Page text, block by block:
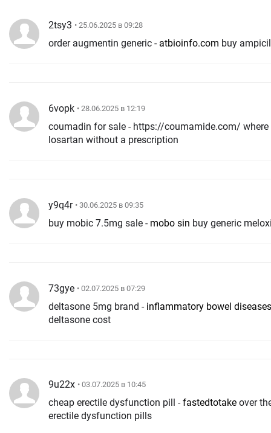
2tsy3 • 25.06.2025 в 09:28
order augmentin generic - atbioinfo.com buy
6vopk • 28.06.2025 в 12:19
coumadin for sale - https://coumamide.com/ where
losartan without a prescription
y9q4r • 30.06.2025 в 09:35
buy mobic 7.5mg sale - mobo sin buy generic
73gye • 02.07.2025 в 07:29
deltasone 5mg brand - inflammatory bowel diseases
deltasone cost
9u22x • 03.07.2025 в 10:45
cheap erectile dysfunction pill -fastedtotake over
erectile dysfunction pills